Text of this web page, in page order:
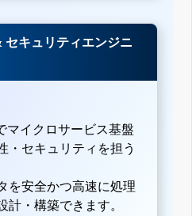
セキュリティエンジニ
マイクロサービス基盤
・セキュリティを担う
を安全かつ高速に処理
計・構築できます。